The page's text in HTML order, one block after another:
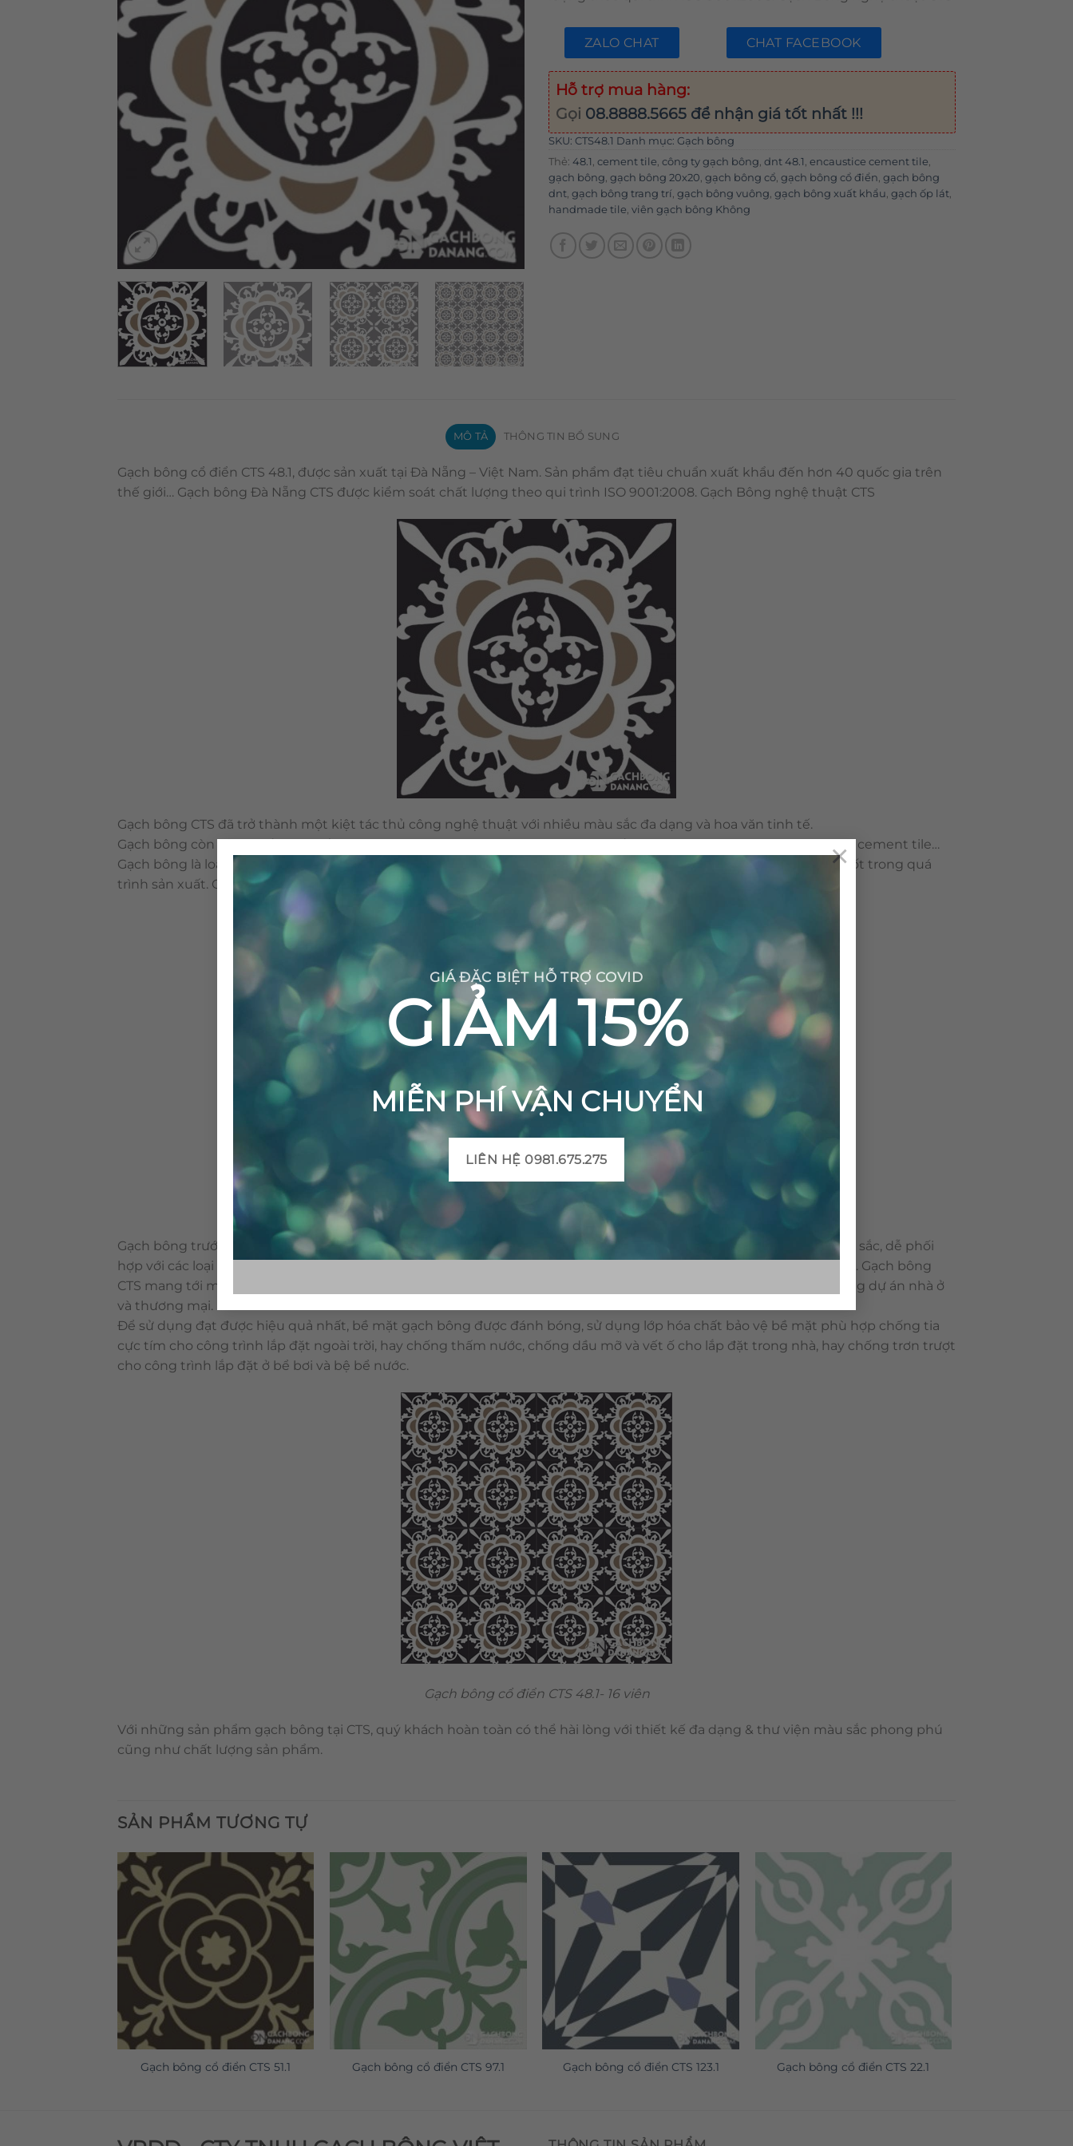
GIÁ ĐẶC BIỆT HỖ TRỢ COVID
GIẢM 15%
MIỄN PHÍ VẬN CHUYỂN
LIÊN HỆ 0981.675.275
×
ZALO CHAT CHAT FACEBOOK
Hỗ trợ mua hàng:
Gọi 08.8888.5665 để nhận giá tốt nhất !!!
SKU: CTS48.1 Danh mục: Gạch bông
Thẻ: 48.1 , cement tile, công ty gạch bông, dnt 48.1 , encaustice cement tile,
gạch bông, gạch bông 20x20, gạch bông cổ, gạch bông cổ điển, gạch bông
dnt, gạch bông trang trí, gạch bông vuông, gạch bông xuất khẩu, gạch ốp lát,
handmade tile, viên gạch bông Không
MÔ TẢ THÔNG TIN BỔ SUNG
Gạch bông cổ điển CTS 48.1, được sản xuất tại Đà Nẵng – Việt Nam. Sản phẩm đạt tiêu chuẩn xuất khẩu đến hơn 40 quốc gia trên
thế giới… Gạch bông Đà Nẵng CTS được kiểm soát chất lượng theo qui trình ISO 9001:2008. Gạch Bông nghệ thuật CTS
Gạch bông CTS đã trở thành một kiệt tác thủ công nghệ thuật với nhiều màu sắc đa dạng và hoa văn tinh tế.
Gạch bông còn được biết với nhiều tên gọi như: gạch hoa, gạch xi măng. Tên tiếng anh là cement tile hay encaustic cement tile…
Gạch bông là loại vật liệu thân thiện môi trường với những nguyên vật liệu tự nhiên và không sử dụng nhiên liệu đốt trong quá
trình sản xuất. Cấu tạo & qui trình nên viên gạch bông được sản xuất thủ công không gây ra ô nhiễm môi trường.
Gạch bông cổ điển CTS 48.1 – 4 viên
Gạch bông trước đây được xem như nữ hoàng trong vật liệu trang trí. Với ưu điểm như: đang dạng về mẫu mã, màu sắc, dễ phối
hợp với các loại vật liệu khác. Là loại vật liệu có tính thoáng mát, dễ vệ sinh. Đặc biệt, gạch bông rất bền với thời gian. Gạch bông
CTS mang tới một vẻ duyên dáng tự nhiên và độc nhất, dễ dàng sử dụng cho cả trong nhà và ngoài sân trong những dự án nhà ở
và thương mại.
Để sử dụng đạt được hiệu quả nhất, bề mặt gạch bông được đánh bóng, sử dụng lớp hóa chất bảo vệ bề mặt phù hợp chống tia
cực tím cho công trình lắp đặt ngoài trời, hay chống thấm nước, chống dầu mỡ và vết ố cho lắp đặt trong nhà, hay chống trơn trượt
cho công trình lắp đặt ở bể bơi và bệ bể nước.
Gạch bông cổ điển CTS 48.1- 16 viên
Với những sản phẩm gạch bông tại CTS, quý khách hoàn toàn có thể hài lòng với thiết kế đa dạng & thư viện màu sắc phong phú
cũng như chất lượng sản phẩm.
SẢN PHẨM TƯƠNG TỰ
Gạch bông cổ điển CTS 51.1 Gạch bông cổ điển CTS 97.1 Gạch bông cổ điển CTS 123.1 Gạch bông cổ điển CTS 22.1